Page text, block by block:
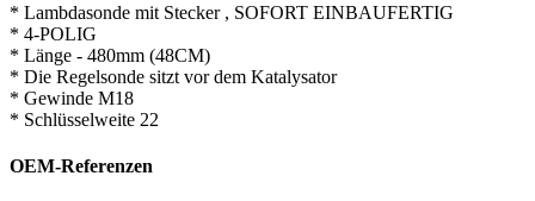
* Lambdasonde mit Stecker , SOFORT EINBAUFERTIG
* 4-POLIG
* Länge - 480mm (48CM)
* Die Regelsonde sitzt vor dem Katalysator
* Gewinde M18
* Schlüsselweite 22
OEM-Referenzen